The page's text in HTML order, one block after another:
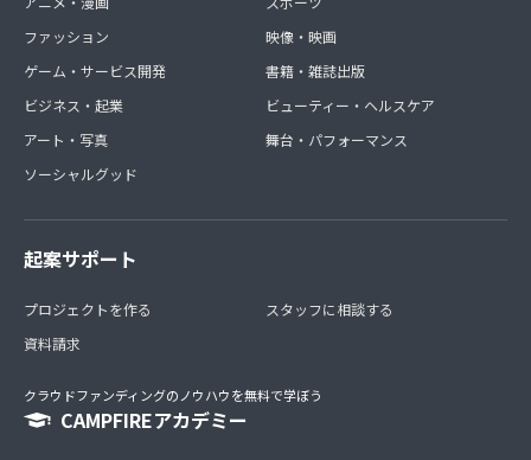
ファッション
ゲーム・サービス開発
ビジネス・起業
アート・写真
ソーシャルグッド
映像・映画
書籍・雑誌出版
ビューティー・ヘルスケア
舞台・パフォーマンス
起案サポート
プロジェクトを作る
資料請求
スタッフに相談する
クラウドファンディングのノウハウを無料で学ぼう
CAMPFIREアカデミー